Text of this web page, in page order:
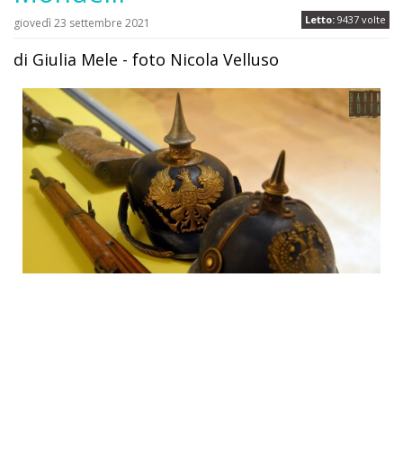
Letto: 9437 volte
giovedì 23 settembre 2021
di Giulia Mele - foto Nicola Velluso